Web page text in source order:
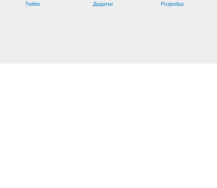
Twitter
Додатки
Розробка